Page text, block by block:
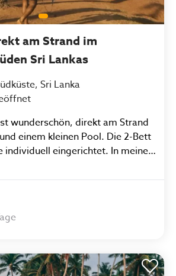
am Strand im
Sri Lankas
Sri Lanka
wunderschön, direkt am Strand
einem kleinen Pool. Die 2-Bett
eingerichtet. In meiner
ich große Fortschritte im
ganz besonderen Dank
sich sehr viel Zeit für einen
und habe unglaublich tolle